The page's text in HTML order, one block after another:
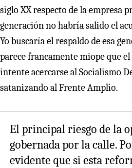
siglo XX respecto de la empresa
generación no habría salido el
Yo buscaría el respaldo de esa
parece francamente miope que
intente acercarse al Socialismo
satanizando al Frente Amplio.
El principal riesgo de la
gobernada por la calle.
evidente que si esta